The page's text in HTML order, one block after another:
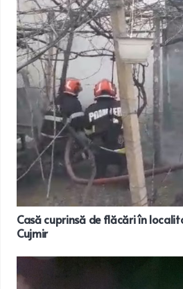
Casă cuprinsă de flăcări în
Cujmir